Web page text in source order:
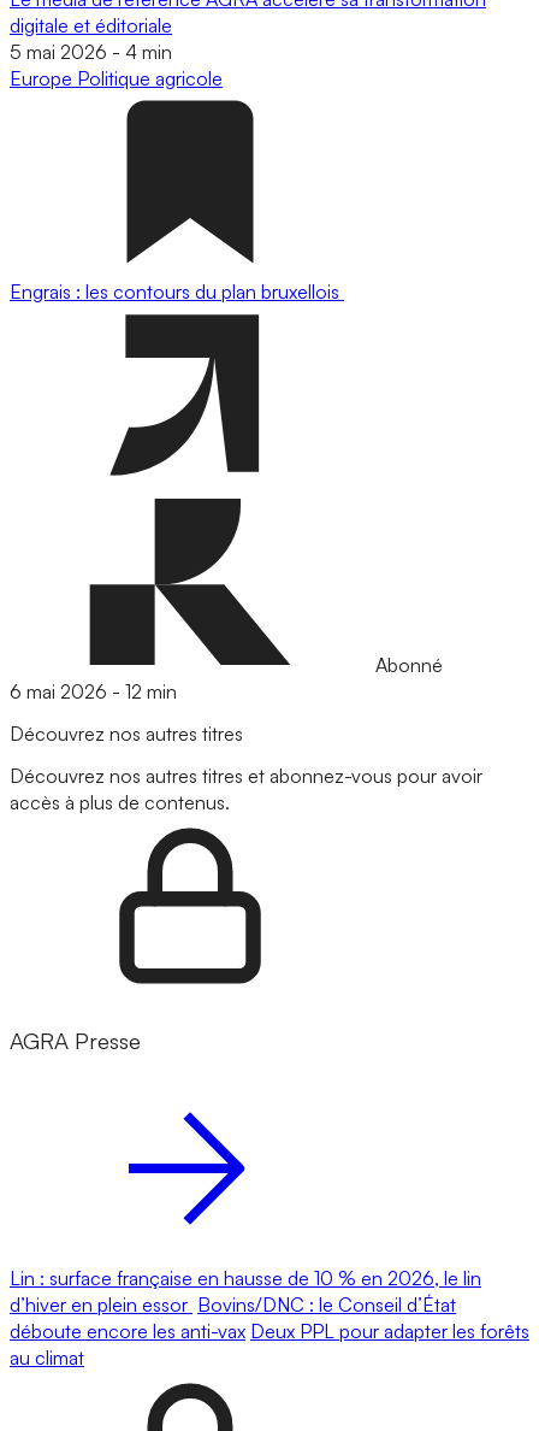
digitale et éditoriale
5 mai 2026 - 4 min
Europe Politique agricole
Engrais : les contours du plan bruxellois
Abonné
6 mai 2026 - 12 min
Découvrez nos autres titres
Découvrez nos autres titres et abonnez-vous pour avoir
accès à plus de contenus.
AGRA Presse
Lin : surface française en hausse de 10 % en 2026, le lin
d’hiver en plein essor Bovins/DNC : le Conseil d’État
déboute encore les anti-vax Deux PPL pour adapter les forêts
au climat